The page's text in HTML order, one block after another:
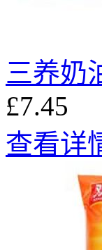
三养奶
£7.45
查看详